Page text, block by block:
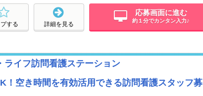
応募画面に進む
約１分でカンタン入力♪
詳細を見る
する
ライフ訪問看護ステーション
！空き時間を有効活用できる訪問看護スタッフ募